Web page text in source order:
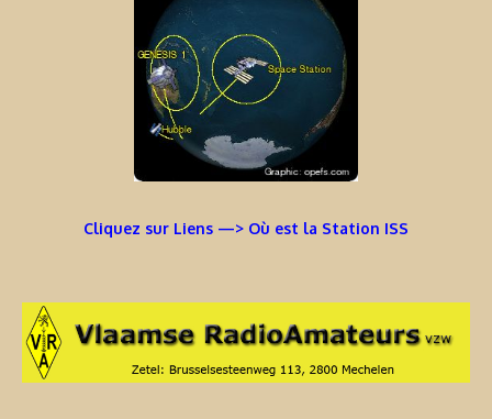
Cliquez sur Liens —> Où est la Station ISS